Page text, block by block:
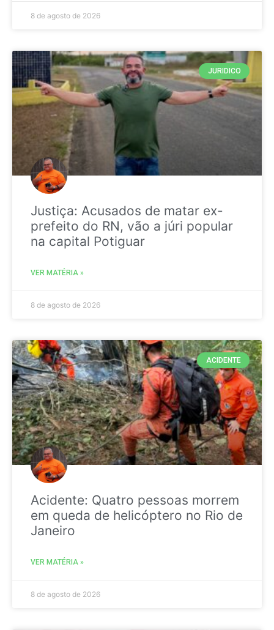
8 de agosto de 2026
JURIDICO
Justiça: Acusados de matar ex-
prefeito do RN, vão a júri popular
na capital Potiguar
VER MATÉRIA »
8 de agosto de 2026
ACIDENTE
Acidente: Quatro pessoas morrem
em queda de helicóptero no Rio de
Janeiro
VER MATÉRIA »
8 de agosto de 2026